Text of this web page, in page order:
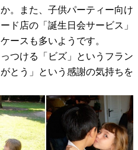
。また、子供パーティー向け
ド店の「誕生日会サービス」
ースも多いようです。
つける「ビズ」というフラン
とう」という感謝の気持ちを